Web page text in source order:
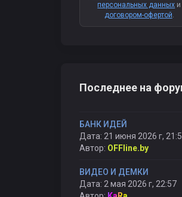
персональных данных и
договором-офертой.
Последнее на
БАНК ИДЕЙ
Дата: 21 июня 2026 г,
Автор: OFFline.by
ВИДЕО И ДЕМКИ
Дата: 2 мая 2026 г, 22:57